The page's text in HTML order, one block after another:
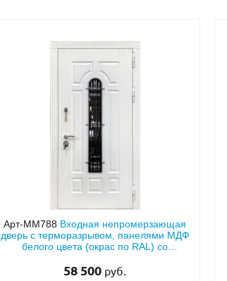
Арт-ММ788 Входная непромерзающая
дверь с терморазрывом, панелями МДФ
белого цвета (окрас по RAL) со
58 500 руб.